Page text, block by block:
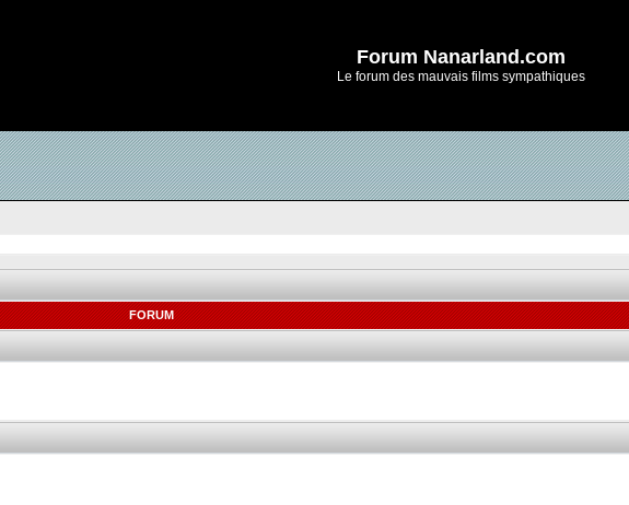
Forum Nanarland.com
Le forum des mauvais films sympathiques
FORUM